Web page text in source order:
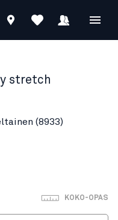
stretch
(8933)
KOKO-OPAS